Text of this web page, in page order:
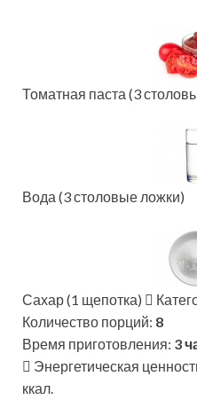
Томатная паста (3
Вода (3 столовые ложки)
Сахар (1 щепотка)
Количество порций: 8
Время приготовления: 3
Энергетическая
ккал.